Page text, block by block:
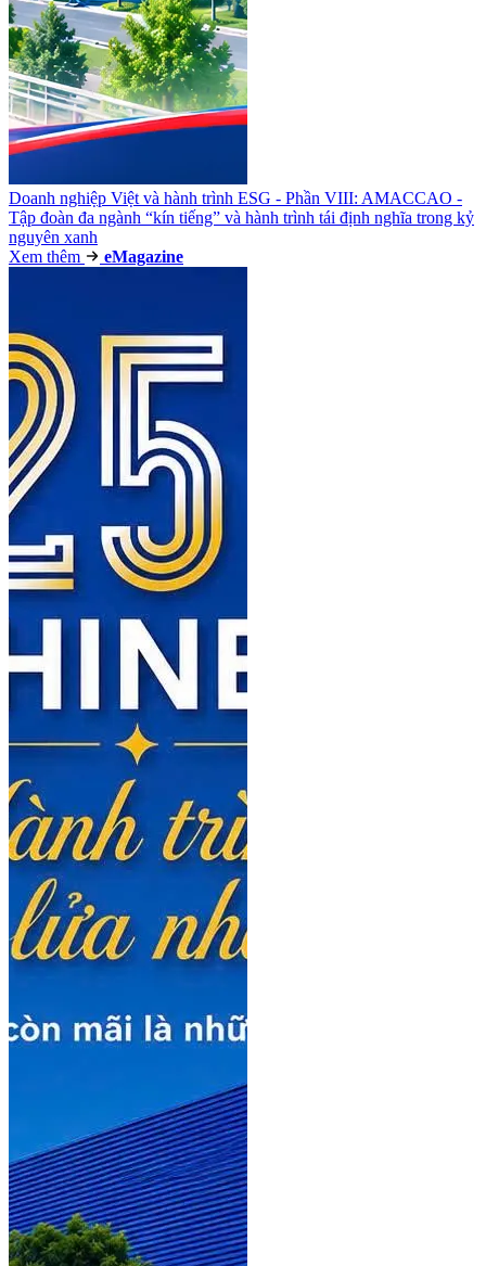
Doanh nghiệp Việt và hành trình ESG - Phần VIII: AMACCAO -
Tập đoàn đa ngành “kín tiếng” và hành trình tái định nghĩa trong kỷ
nguyên xanh
Xem thêm
eMagazine